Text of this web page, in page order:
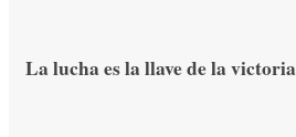
La lucha es la llave de la victoria